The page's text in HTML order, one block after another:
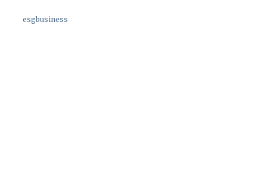
esgbusiness